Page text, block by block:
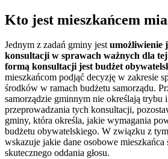
Kto jest mieszkańcem
Jednym z zadań gminy jestumożliwienie
konsultacji w sprawach ważnych dla tej
formą konsultacji jest budżet
mieszkańcom podjąć decyzję w zakresie
środków w ramach budżetu samorządu.
samorządzie gminnym nie określają trybu
przeprowadzania tych konsultacji,
gminy, która określa, jakie wymagania
budżetu obywatelskiego. W związku z
wskazuje jakie dane osobowe mieszkańca
skutecznego oddania głosu.